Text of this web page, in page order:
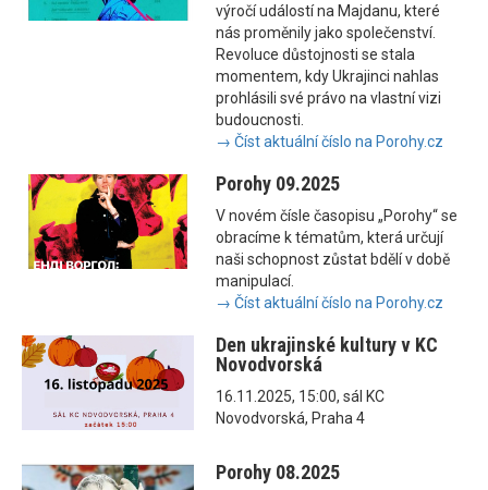
výročí událostí na Majdanu, které
nás proměnily jako společenství.
Revoluce důstojnosti se stala
momentem, kdy Ukrajinci nahlas
prohlásili své právo na vlastní vizi
budoucnosti.
→ Číst aktuální číslo na Porohy.cz
Porohy 09.2025
V novém čísle časopisu „Porohy“ se
obracíme k tématům, která určují
naši schopnost zůstat bdělí v době
manipulací.
→ Číst aktuální číslo na Porohy.cz
Den ukrajinské kultury v KC
Novodvorská
16.11.2025, 15:00, sál KC
Novodvorská, Praha 4
Porohy 08.2025